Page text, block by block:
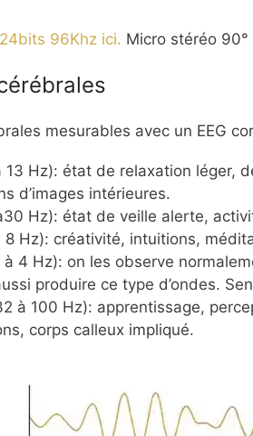
96Khz ici. Micro stéréo
mesurables avec un EEG
13 Hz): état de relaxation léger,
d’images intérieures.
Hz): état de veille alerte,
Hz): créativité, intuitions,
4 Hz): on les observe
produire ce type d’ondes.
à 100 Hz): apprentissage,
corps calleux impliqué.